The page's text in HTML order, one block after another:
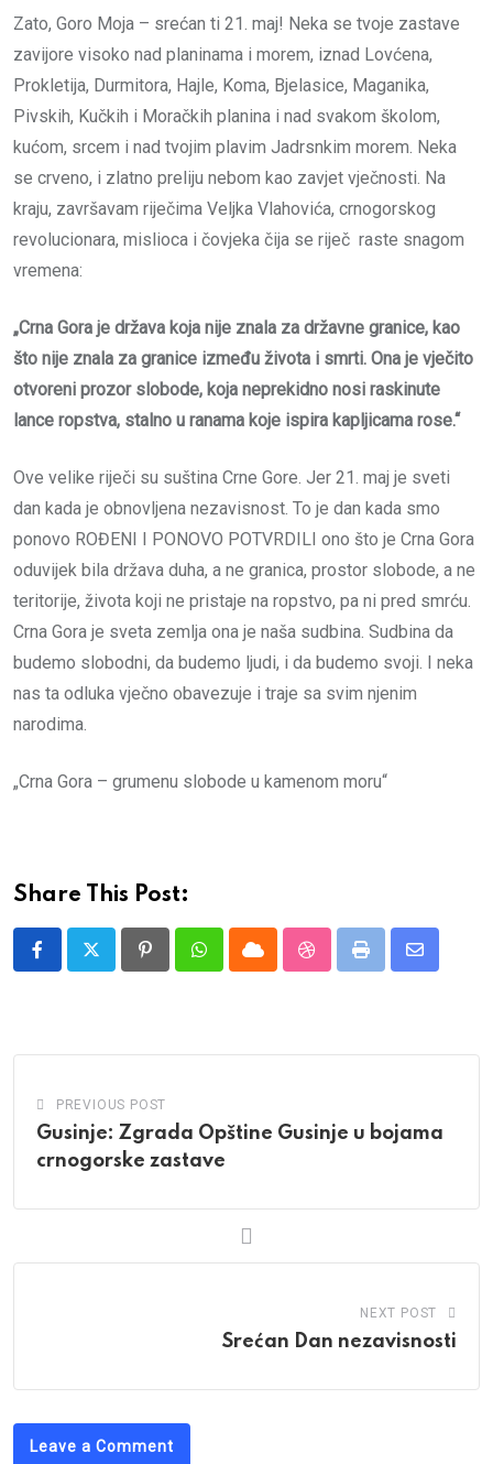
Zato, Goro Moja – srećan ti 21. maj! Neka se tvoje zastave
zavijore visoko nad planinama i morem, iznad Lovćena,
Prokletija, Durmitora, Hajle, Koma, Bjelasice, Maganika,
Pivskih, Kučkih i Moračkih planina i nad svakom školom,
kućom, srcem i nad tvojim plavim Jadrsnkim morem. Neka
se crveno, i zlatno preliju nebom kao zavjet vječnosti. Na
kraju, završavam riječima Veljka Vlahovića, crnogorskog
revolucionara, mislioca i čovjeka čija se riječ raste snagom
vremena:
„Crna Gora je država koja nije znala za državne granice, kao
što nije znala za granice između života i smrti. Ona je vječito
otvoreni prozor slobode, koja neprekidno nosi raskinute
lance ropstva, stalno u ranama koje ispira kapljicama rose.“
Ove velike riječi su suština Crne Gore. Jer 21. maj je sveti
dan kada je obnovljena nezavisnost. To je dan kada smo
ponovo ROĐENI I PONOVO POTVRDILI ono što je Crna Gora
oduvijek bila država duha, a ne granica, prostor slobode, a ne
teritorije, života koji ne pristaje na ropstvo, pa ni pred smrću.
Crna Gora je sveta zemlja ona je naša sudbina. Sudbina da
budemo slobodni, da budemo ljudi, i da budemo svoji. I neka
nas ta odluka vječno obavezuje i traje sa svim njenim
narodima.
„Crna Gora – grumenu slobode u kamenom moru“
Share This Post:
PinterestWhatsappCloud StumbleUpon
Print
Share
PREVIOUS POST
Gusinje: Zgrada Opštine Gusinje u bojama
crnogorske zastave
NEXT POST
Srećan Dan nezavisnosti
Leave a Comment